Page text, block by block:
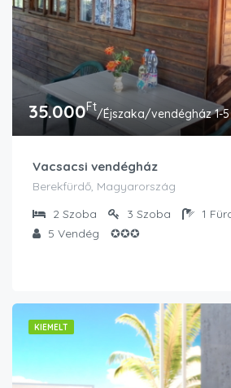
35.000Ft/Éjszaka/vendégház 1-
Vacsacsi vendégház
Berekfürdő, Magyarország
2 Szoba 3 Szoba 1
5 Vendég ✪✪✪
KIEMELT